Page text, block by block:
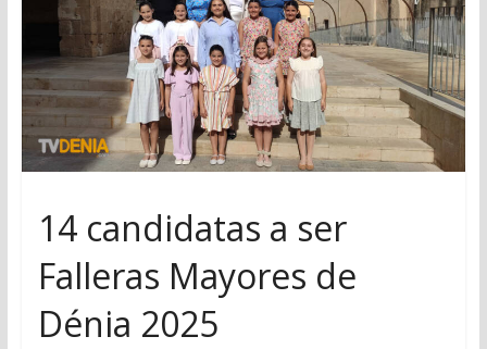
14 candidatas a ser
Falleras Mayores de
Dénia 2025